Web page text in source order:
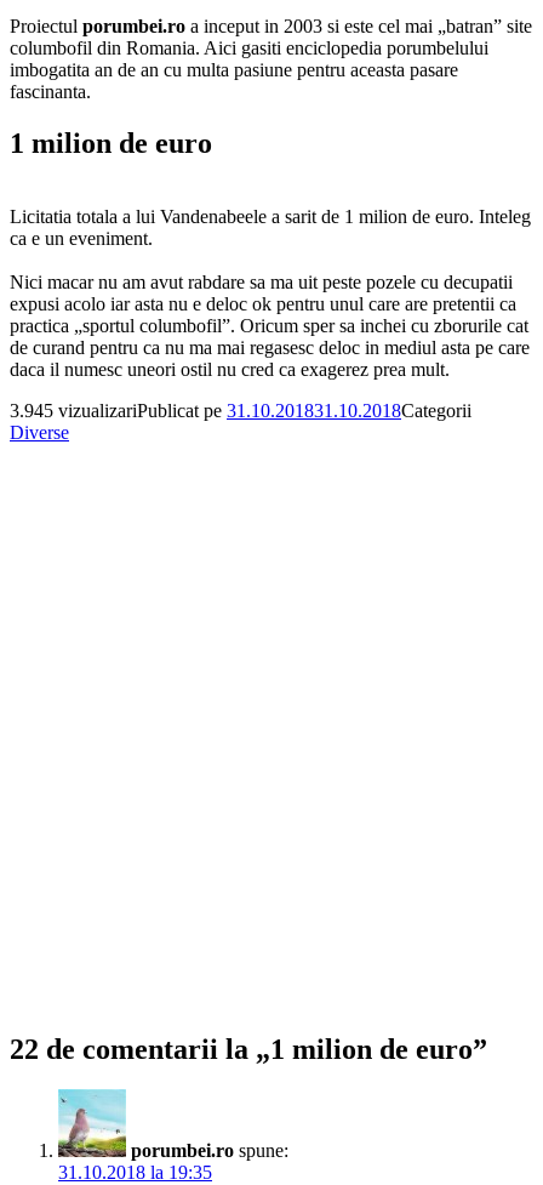
Proiectul porumbei.ro a inceput in 2003 si este cel mai „batran” site
columbofil din Romania. Aici gasiti enciclopedia porumbelului
imbogatita an de an cu multa pasiune pentru aceasta pasare
fascinanta.
1 milion de euro
Licitatia totala a lui Vandenabeele a sarit de 1 milion de euro. Inteleg
ca e un eveniment.
Nici macar nu am avut rabdare sa ma uit peste pozele cu decupatii
expusi acolo iar asta nu e deloc ok pentru unul care are pretentii ca
practica „sportul columbofil”. Oricum sper sa inchei cu zborurile cat
de curand pentru ca nu ma mai regasesc deloc in mediul asta pe care
daca il numesc uneori ostil nu cred ca exagerez prea mult.
3.945 vizualizariPublicat pe 31.10.201831.10.2018Categorii
Diverse
22 de comentarii la „1 milion de euro”
porumbei.ro spune:
31.10.2018 la 19:35